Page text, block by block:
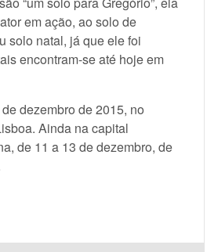
em ação, ao solo de
solo natal, já que ele foi
encontram-se até hoje em
dezembro de 2015, no
Ainda na capital
de 11 a 13 de dezembro, de